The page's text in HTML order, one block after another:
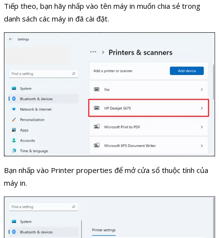
Tiếp theo, bạn hãy nhấp vào tên máy in muốn chia sẻ trong
danh sách các máy in đã cài đặt.
Bạn nhấp vào Printer properties để mở cửa sổ thuộc tính của
máy in.